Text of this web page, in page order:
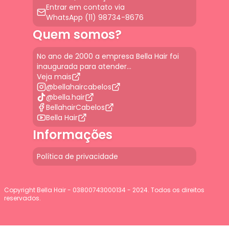
Entrar em contato via
WhatsApp (11) 98734-8676
Quem somos?
No ano de 2000 a empresa Bella Hair foi
inaugurada para atender...
Veja mais
@bellahaircabelos
@bella.hair
BellahairCabelos
Bella Hair
Informações
Política de privacidade
Copyright Bella Hair - 03800743000134 - 2024. Todos os direitos
reservados.